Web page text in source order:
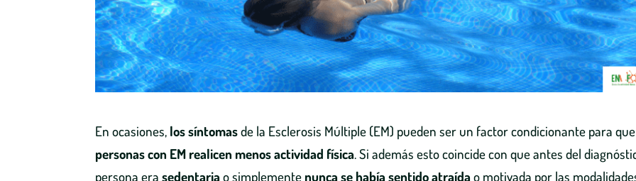
En ocasiones, los síntomasde la Esclerosis Múltiple (EM) pueden ser un factor condicionante para que
personas con EM realicen menos actividad física. Si además esto coincide con que antes del
persona erasedentaria o simplemente nunca se había sentido atraída o motivada por las